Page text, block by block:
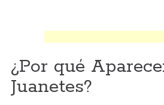
¿Por qué
Juanetes?